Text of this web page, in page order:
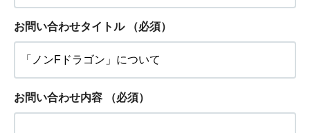
お問い合わせタイトル （必須）
お問い合わせ内容 （必須）